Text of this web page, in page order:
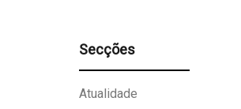
Secções
Atualidade